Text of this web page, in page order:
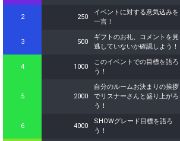
2 250
イベントに対する意気込みを
一言！
3 500
ギフトのお礼、コメントを見
逃していないか確認しよう！
4 1000
このイベントでの目標を語ろ
う！
5 2000
自分のルームお決まりの挨拶
でリスナーさんと盛り上がろ
う！
6 4000
SHOWグレード目標を語ろ
う！